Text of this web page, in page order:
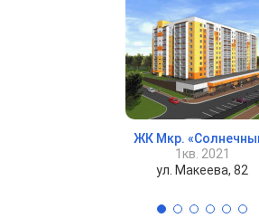
ЖК Мкр.
1кв. 2021
ул. Макеева, 82